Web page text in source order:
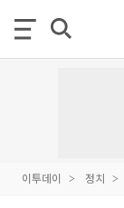
이투데이 정치